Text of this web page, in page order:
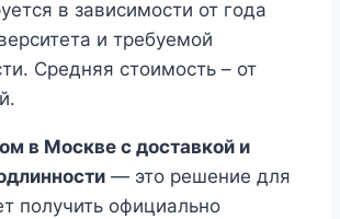
в зависимости от года
и требуемой
Средняя стоимость – от
в Москве с доставкой и
— это решение для
получить официально